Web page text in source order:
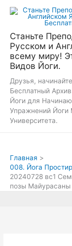
Перейти
Станьте
Русском и
всему миру!
Видов Йоги.
Друзья,
Бесплатный
Йоги для
Упражнений Йоги
Университета.
Главная
008. Йога
20240728 вс1
позы Майурасаны